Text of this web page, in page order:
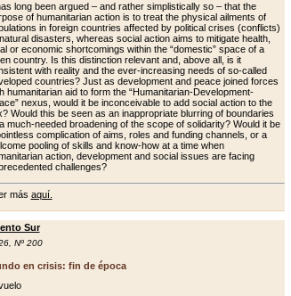
long been argued – and rather simplistically so – that the
of humanitarian action is to treat the physical ailments of
in foreign countries affected by political crises (conflicts)
disasters, whereas social action aims to mitigate health,
or economic shortcomings within the “domestic” space of a
country. Is this distinction relevant and, above all, is it
with re­ality and the ever-increasing needs of so-called
countries? Just as development and peace joined forc­es
humanitarian aid to form the “Humanitarian-Development-
nexus, would it be inconceivable to add social action to the
Would this be seen as an inappropriate blurring of boundaries
much-needed broad­ening of the scope of solidarity? Would it be
complication of aims, roles and funding channels, or a
pooling of skills and know-how at a time when
action, de­velopment and social issues are facing
challenges?
más aquí.
Sur
, Nº 200
en crisis: fin de época